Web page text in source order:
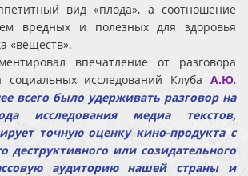
вид «плода», а соотношение
вредных и полезных для здоровья
«веществ».
впечатление от разговора
социальных исследований Клуба А.Ю.
всего было удерживать разговор на
исследования медиа текстов,
точную оценку кино-продукта с
деструктивного или созидательного
аудиторию нашей страны и